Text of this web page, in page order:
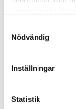
Nödvändig
Inställningar
Statistik
A.R.C
och få vara